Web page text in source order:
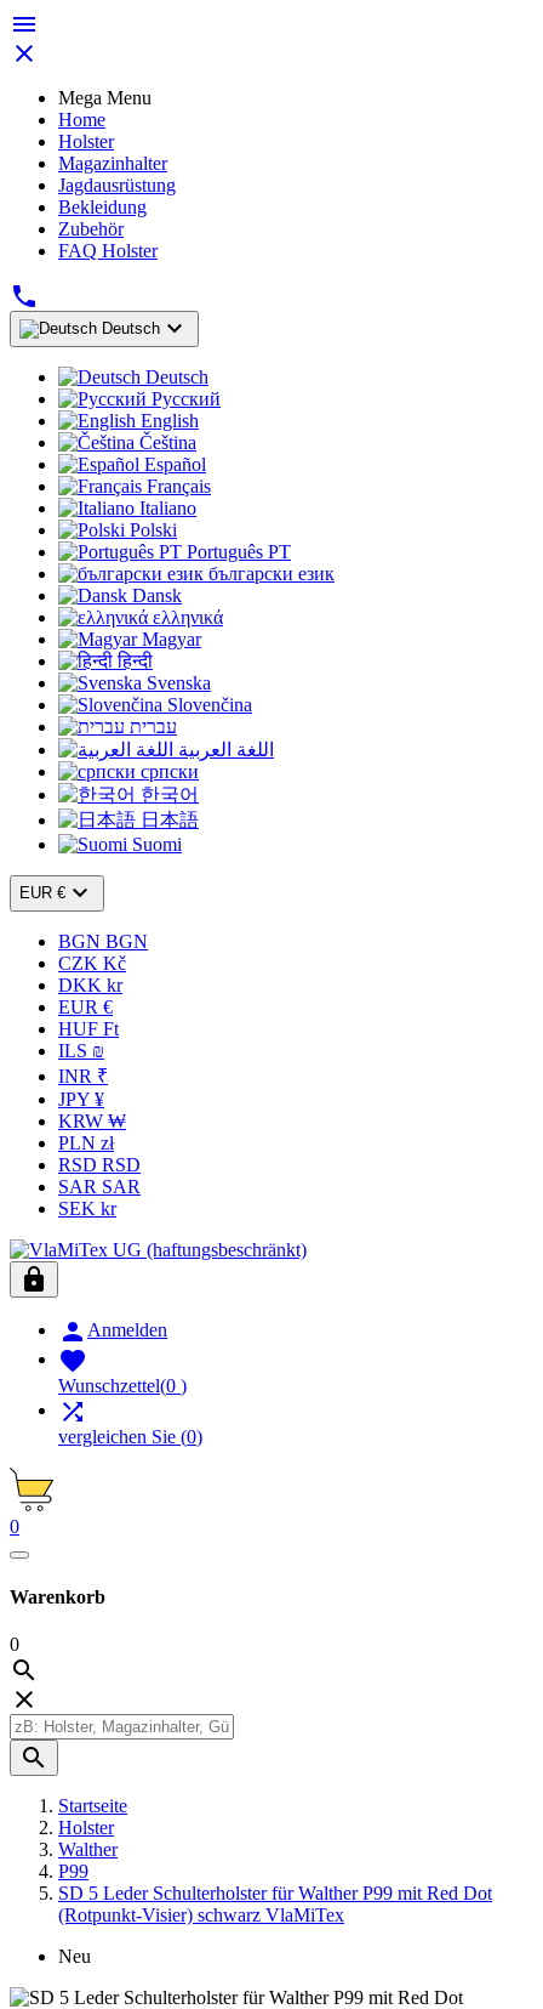


Mega Menu
Home
Holster
Magazinhalter
Jagdausrüstung
Bekleidung
Zubehör
FAQ Holster

Deutsch 
Deutsch
Русский
English
Čeština
Español
Français
Italiano
Polski
Português PT
български език
Dansk
ελληνικά
Magyar
हिन्दी
Svenska
Slovenčina
עברית
اللغة العربية
српски
한국어
日本語
Suomi
EUR € 
BGN BGN
CZK Kč
DKK kr
EUR €
HUF Ft
ILS ₪
INR ₹
JPY ¥
KRW ₩
PLN zł
RSD RSD
SAR SAR
SEK kr

 Anmelden

Wunschzettel(0 )

vergleichen Sie (0)
0
Warenkorb
0



Startseite
Holster
Walther
P99
SD 5 Leder Schulterholster für Walther P99 mit Red Dot
(Rotpunkt-Visier) schwarz VlaMiTex
Neu